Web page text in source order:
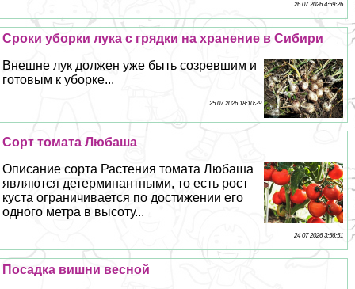
26 07 2026 4:59:26
Сроки уборки лука с грядки на хранение в Сибири
Внешне лук должен уже быть созревшим и
готовым к уборке...
25 07 2026 18:10:39
Сорт томата Любаша
Описание сорта Растения томата Любаша
являются детерминантными, то есть рост
куста ограничивается по достижении его
одного метра в высоту...
24 07 2026 3:56:51
Посадка вишни весной